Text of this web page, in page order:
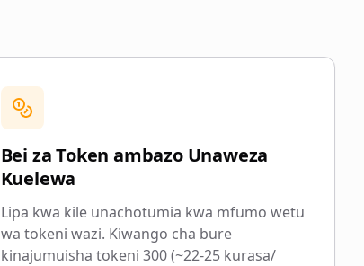
Bei za Token ambazo Unaweza
Kuelewa
Lipa kwa kile unachotumia kwa mfumo wetu
wa tokeni wazi. Kiwango cha bure
kinajumuisha tokeni 300 (~22-25 kurasa/